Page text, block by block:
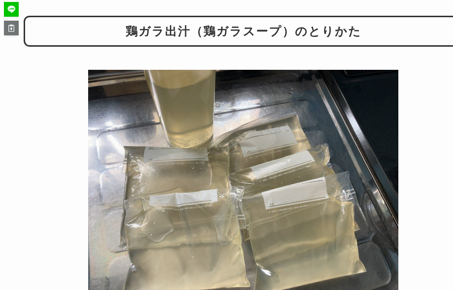
鶏ガラ出汁（鶏ガラスープ）のとりかた